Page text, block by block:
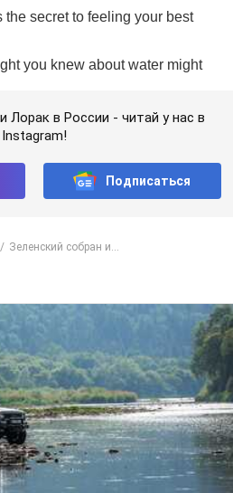
Лорак в России - читай у нас в
Instagram!
Подписаться